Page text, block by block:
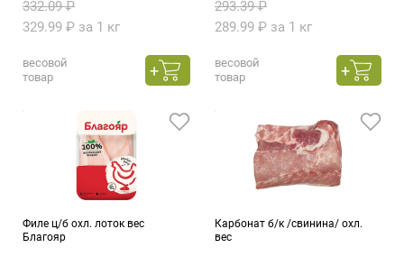
332.09 ₽
329.99 ₽ за 1 кг
весовой
товар
293.39 ₽
289.99 ₽ за 1 кг
весовой
товар
Филе ц/б охл. лоток вес
Благояр
Карбонат б/к /свинина/ охл.
вес